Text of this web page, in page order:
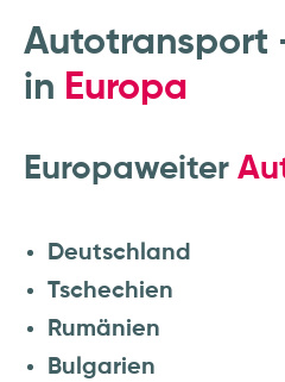
Autotransport
in Europa
Europaweiter
Deutschland
Tschechien
Rumänien
Bulgarien